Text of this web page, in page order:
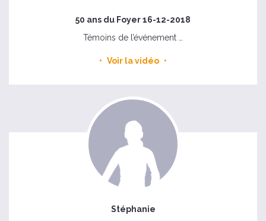
50 ans du Foyer 16-12-2018
Témoins de l’événement …
Voir la vidéo
Stéphanie